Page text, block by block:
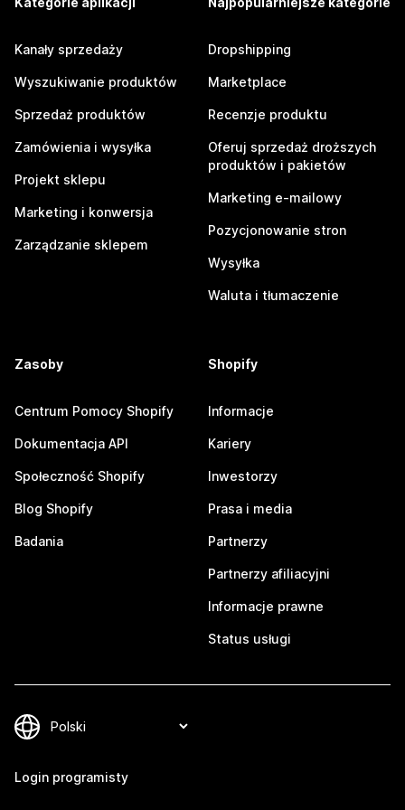
Kanały sprzedaży
Wyszukiwanie produktów
Sprzedaż produktów
Zamówienia i wysyłka
Projekt sklepu
Marketing i konwersja
Zarządzanie sklepem
Dropshipping
Marketplace
Recenzje produktu
Oferuj sprzedaż droższych
produktów i pakietów
Marketing e-mailowy
Pozycjonowanie stron
Wysyłka
Waluta i tłumaczenie
Zasoby
Centrum Pomocy Shopify
Dokumentacja API
Społeczność Shopify
Blog Shopify
Badania
Shopify
Informacje
Kariery
Inwestorzy
Prasa i media
Partnerzy
Partnerzy afiliacyjni
Informacje prawne
Status usługi
Login programisty